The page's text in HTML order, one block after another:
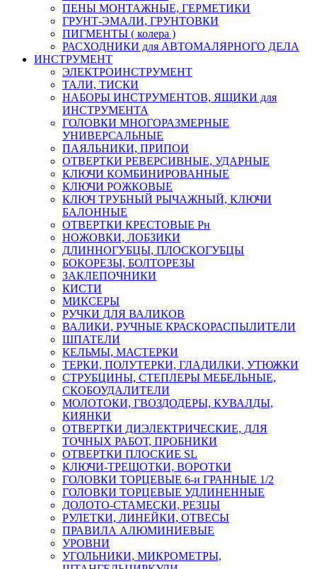
ПЕНЫ МОНТАЖНЫЕ, ГЕРМЕТИКИ
ГРУНТ-ЭМАЛИ, ГРУНТОВКИ
ПИГМЕНТЫ ( колера )
РАСХОДНИКИ для АВТОМАЛЯРНОГО ДЕЛА
ИНСТРУМЕНТ
ЭЛЕКТРОИНСТРУМЕНТ
ТАЛИ, ТИСКИ
НАБОРЫ ИНСТРУМЕНТОВ, ЯЩИКИ для
ИНСТРУМЕНТА
ГОЛОВКИ МНОГОРАЗМЕРНЫЕ
УНИВЕРСАЛЬНЫЕ
ПАЯЛЬНИКИ, ПРИПОИ
ОТВЕРТКИ РЕВЕРСИВНЫЕ, УДАРНЫЕ
КЛЮЧИ КОМБИНИРОВАННЫЕ
КЛЮЧИ РОЖКОВЫЕ
КЛЮЧ ТРУБНЫЙ РЫЧАЖНЫЙ, КЛЮЧИ
БАЛОННЫЕ
ОТВЕРТКИ КРЕСТОВЫЕ Рн
НОЖОВКИ, ЛОБЗИКИ
ДЛИННОГУБЦЫ, ПЛОСКОГУБЦЫ
БОКОРЕЗЫ, БОЛТОРЕЗЫ
ЗАКЛЕПОЧНИКИ
КИСТИ
МИКСЕРЫ
РУЧКИ ДЛЯ ВАЛИКОВ
ВАЛИКИ, РУЧНЫЕ КРАСКОРАСПЫЛИТЕЛИ
ШПАТЕЛИ
КЕЛЬМЫ, МАСТЕРКИ
ТЕРКИ, ПОЛУТЕРКИ, ГЛАДИЛКИ, УТЮЖКИ
СТРУБЦИНЫ, СТЕПЛЕРЫ МЕБЕЛЬНЫЕ,
СКОБОУДАЛИТЕЛИ
МОЛОТОКИ, ГВОЗДОДЕРЫ, КУВАЛДЫ,
КИЯНКИ
ОТВЕРТКИ ДИЭЛЕКТРИЧЕСКИЕ, ДЛЯ
ТОЧНЫХ РАБОТ, ПРОБНИКИ
ОТВЕРТКИ ПЛОСКИЕ SL
КЛЮЧИ-ТРЕЩОТКИ, ВОРОТКИ
ГОЛОВКИ ТОРЦЕВЫЕ 6-и ГРАННЫЕ 1/2
ГОЛОВКИ ТОРЦЕВЫЕ УДЛИНЕННЫЕ
ДОЛОТО-СТАМЕСКИ, РЕЗЦЫ
РУЛЕТКИ, ЛИНЕЙКИ, ОТВЕСЫ
ПРАВИЛА АЛЮМИНИЕВЫЕ
УРОВНИ
УГОЛЬНИКИ, МИКРОМЕТРЫ,